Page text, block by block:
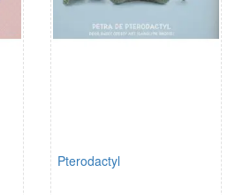
Pterodactyl